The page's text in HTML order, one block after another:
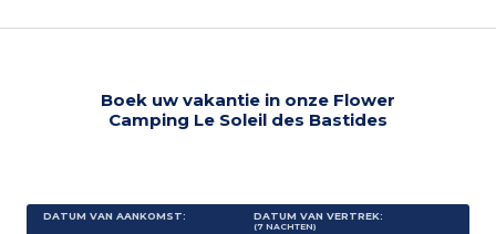
Boek uw vakantie in onze Flower
Camping Le Soleil des Bastides
DATUM VAN AANKOMST: DATUM VAN VERTREK:
(7 NACHTEN)